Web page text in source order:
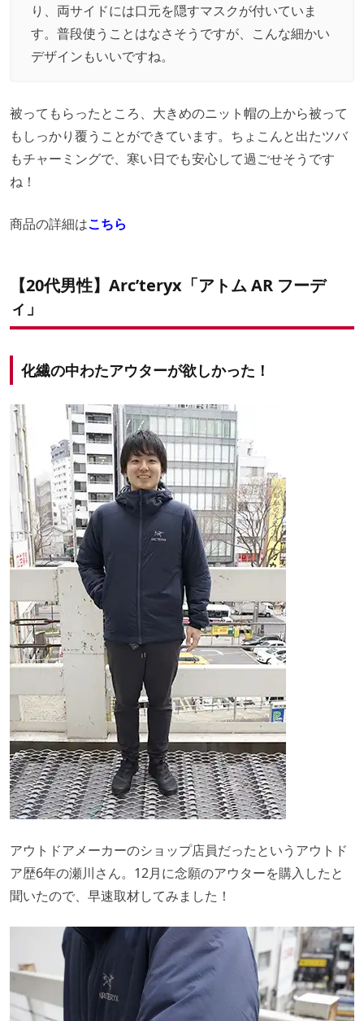
り、両サイドには口元を隠すマスクが付いていま
す。普段使うことはなさそうですが、こんな細かい
デザインもいいですね。
被ってもらったところ、大きめのニット帽の上から被って
もしっかり覆うことができています。ちょこんと出たツバ
もチャーミングで、寒い日でも安心して過ごせそうです
ね！
商品の詳細はこちら
【20代男性】Arc’teryx「アトム AR フーデ
ィ」
化繊の中わたアウターが欲しかった！
アウトドアメーカーのショップ店員だったというアウトド
ア歴6年の瀬川さん。12月に念願のアウターを購入したと
聞いたので、早速取材してみました！